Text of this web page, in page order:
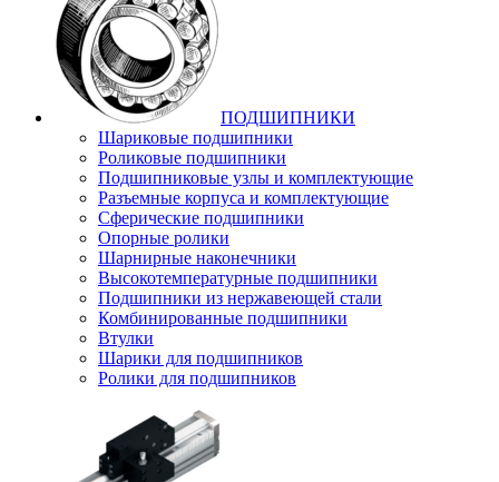
ПОДШИПНИКИ
Шариковые подшипники
Роликовые подшипники
Подшипниковые узлы и комплектующие
Разъемные корпуса и комплектующие
Сферические подшипники
Опорные ролики
Шарнирные наконечники
Высокотемпературные подшипники
Подшипники из нержавеющей стали
Комбинированные подшипники
Втулки
Шарики для подшипников
Ролики для подшипников